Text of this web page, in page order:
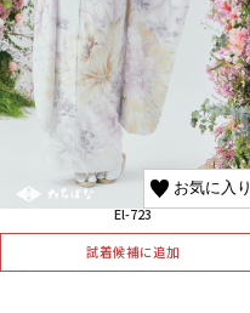
お気に入り
El-723
試着候補に追加